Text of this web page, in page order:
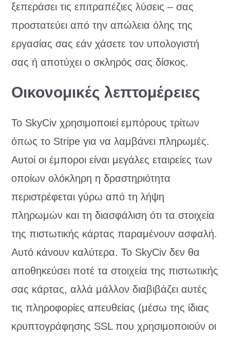
ξεπεράσει τις επιτραπέζιες λύσεις – σας
προστατεύει από την απώλεια όλης της
εργασίας σας εάν χάσετε τον υπολογιστή
σας ή αποτύχει ο σκληρός σας δίσκος.
Οικονομικές λεπτομέρειες
Το SkyCiv χρησιμοποιεί εμπόρους τρίτων
όπως το Stripe για να λαμβάνει πληρωμές.
Αυτοί οι έμποροι είναι μεγάλες εταιρείες των
οποίων ολόκληρη η δραστηριότητα
περιστρέφεται γύρω από τη λήψη
πληρωμών και τη διασφάλιση ότι τα στοιχεία
της πιστωτικής κάρτας παραμένουν ασφαλή.
Αυτό κάνουν καλύτερα. Το SkyCiv δεν θα
αποθηκεύσει ποτέ τα στοιχεία της πιστωτικής
σας κάρτας, αλλά μάλλον διαβιβάζει αυτές
τις πληροφορίες απευθείας (μέσω της ίδιας
κρυπτογράφησης SSL που χρησιμοποιούν οι